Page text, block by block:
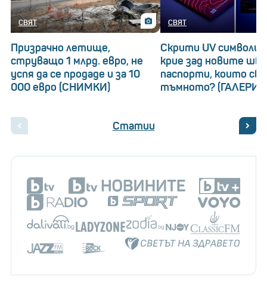
СВЯТ
Призрачно летище,
струващо 1 млрд. евро, не
успя да се продаде и за 10
000 евро (СНИМКИ)
СВЯТ
Скрити UV символи:
крие зад новите
паспорти, които
тъмното?
Статии